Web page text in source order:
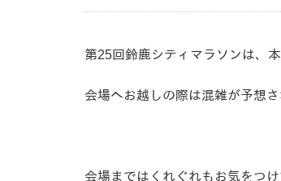
第25回鈴鹿シティマラソンは、
会場へお越しの際は混雑が予想
会場まではくれぐれもお気をつけ